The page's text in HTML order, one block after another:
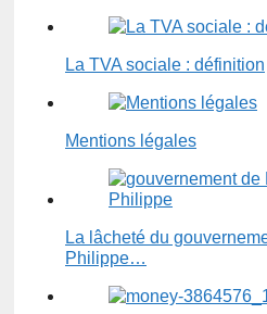
La TVA sociale : définition
Mentions légales
La lâcheté du
Philippe…